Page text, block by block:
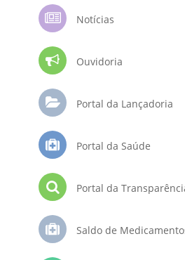
Notícias
Ouvidoria
Portal da Lançadoria
Portal da Saúde
Portal da
Saldo de